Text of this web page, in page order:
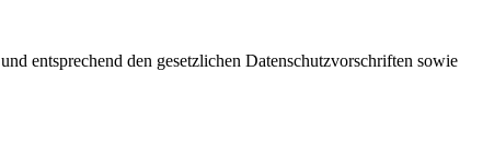
entsprechend den gesetzlichen Datenschutzvorschriften sowie